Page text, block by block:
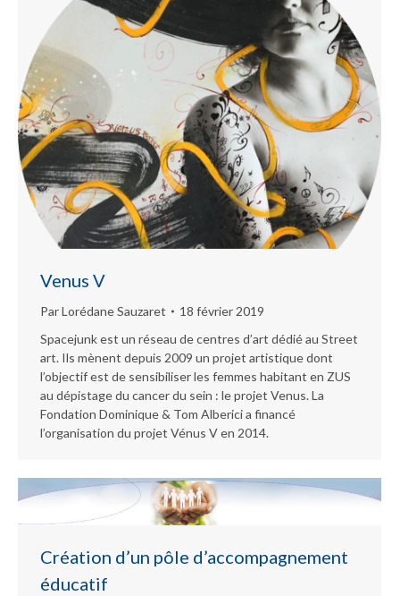
Venus V
ParLorédane Sauzaret
18 février 2019
Spacejunk est un réseau de centres d’art dédié au Street
art. Ils mènent depuis 2009 un projet artistique dont
l’objectif est de sensibiliser les femmes habitant en ZUS
au dépistage du cancer du sein : le projet Venus. La
Fondation Dominique & Tom Alberici a financé
l’organisation du projet Vénus V en 2014.
Création d’un pôle d’accompagnement
éducatif